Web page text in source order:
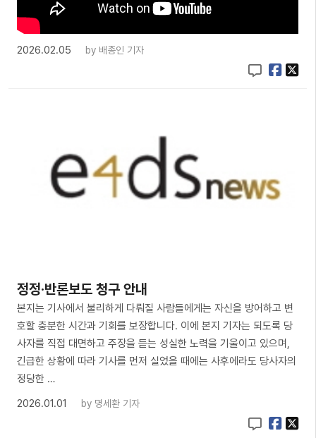
2026.02.05 by 배종인 기자
정정·반론보도 청구 안내
본지는 기사에서 불리하게 다뤄질 사람들에게는 자신을 방어하고 변
호할 충분한 시간과 기회를 보장합니다. 이에 본지 기자는 되도록 당
사자를 직접 대면하고 주장을 듣는 성실한 노력을 기울이고 있으며,
긴급한 상황에 따라 기사를 먼저 실었을 때에는 사후에라도 당사자의
정당한 …
2026.01.01
by 명세환 기자